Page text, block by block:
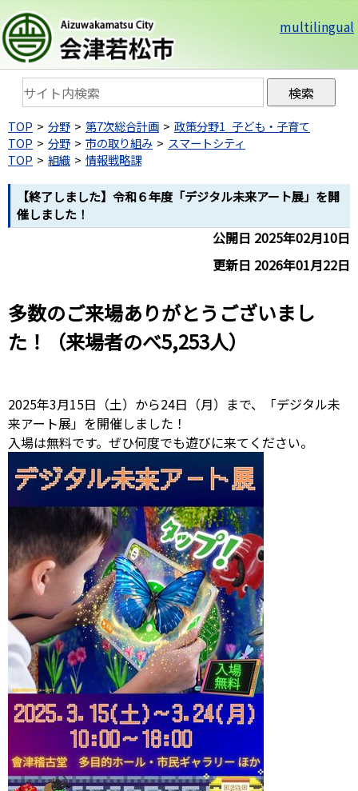
multilingual
TOP 分野 第7次総合計画
政策分野1_子ども・子育て
TOP
分野 市の取り組み
スマートシティ
TOP
組織 情報戦略課
【終了しました】令和６年度「デジタル未来アート展」を開
催しました！
公開日 2025年02月10日
更新日 2026年01月22日
多数のご来場ありがとうございまし
た！（来場者のべ5,253人）
2025年3月15日（土）から24日（月）まで、「デジタル未
来アート展」を開催しました！
入場は無料です。ぜひ何度でも遊びに来てください。